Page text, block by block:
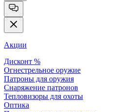
Акции
Дисконт %
Огнестрельное оружие
Патроны для оружия
Снаряжение патронов
Тепловизоры для охоты
Оптика